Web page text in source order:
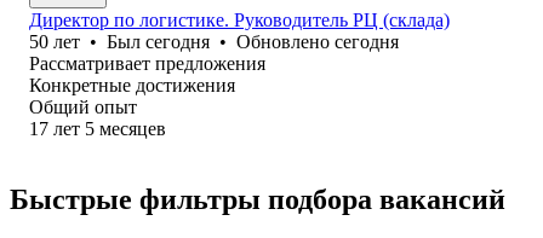
Директор по логистике. Руководитель РЦ (склада)
50 лет • Был сегодня • Обновлено сегодня
Рассматривает предложения
Конкретные достижения
Общий опыт
17 лет 5 месяцев
Быстрые фильтры подбора вакансий